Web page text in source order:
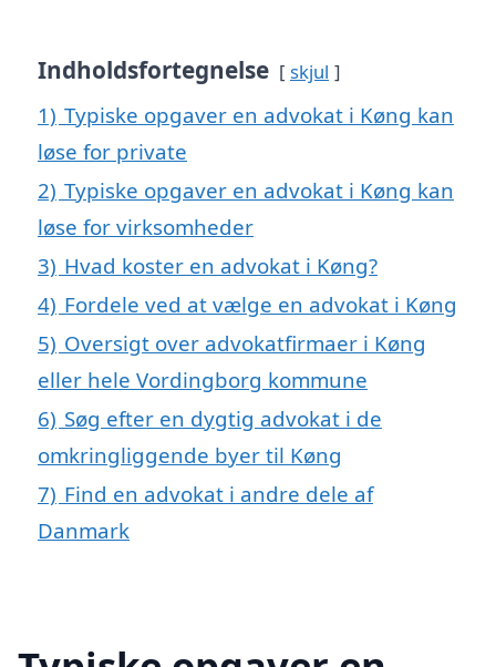
Indholdsfortegnelse skjul
1) Typiske opgaver en advokat i Køng kan
løse for private
2) Typiske opgaver en advokat i Køng kan
løse for virksomheder
3) Hvad koster en advokat i Køng?
4) Fordele ved at vælge en advokat i Køng
5) Oversigt over advokatfirmaer i Køng
eller hele Vordingborg kommune
6) Søg efter en dygtig advokat i de
omkringliggende byer til Køng
7) Find en advokat i andre dele af
Danmark